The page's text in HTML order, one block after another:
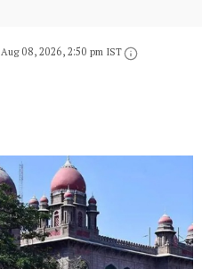
Aug 08, 2026, 2:50 pm IST